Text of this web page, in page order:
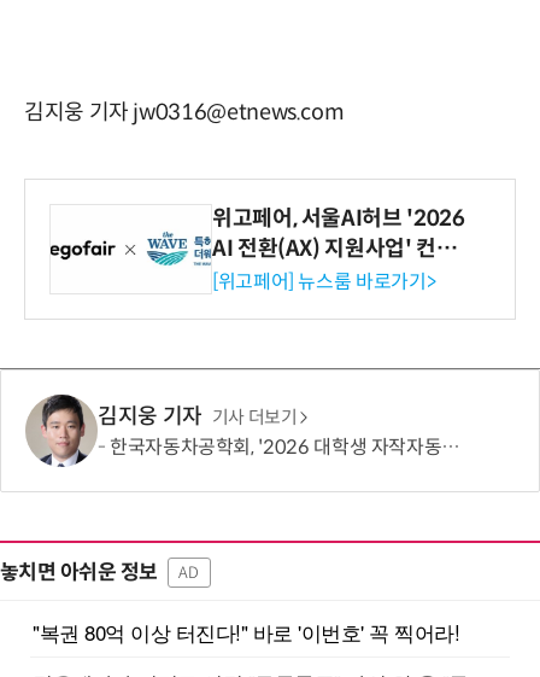
김지웅 기자 jw0316@etnews.com
위고페어, 서울AI허브 '2026
AI 전환(AX) 지원사업' 컨소
시엄 선정
[위고페어] 뉴스룸 바로가기>
김지웅 기자 기사 더보기
한국자동차공학회, '2026 대학생 자작자동차대회 포뮬러 부문' 개최
놓치면 아쉬운 정보 AD